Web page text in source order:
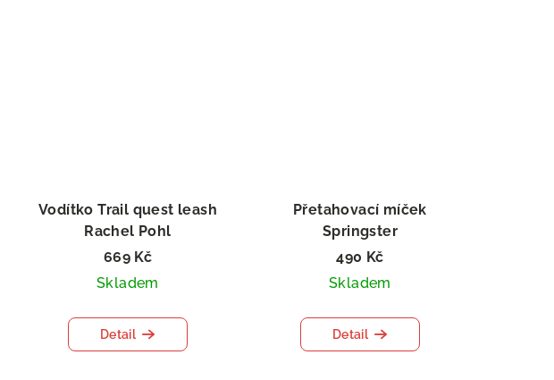
Vodítko Trail quest leash
Rachel Pohl
669 Kč
Skladem
Detail
Přetahovací míček
Springster
490 Kč
Skladem
Detail